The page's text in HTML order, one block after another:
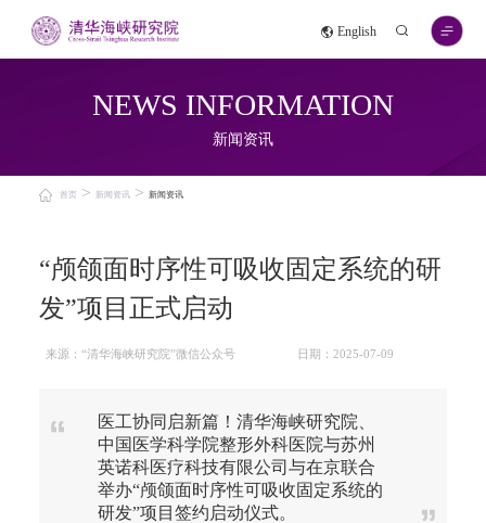
English
NEWS INFORMATION
新闻资讯
首页 > 新闻资讯> 新闻资讯
“颅颌面时序性可吸收固定系统的研
发”项目正式启动
来源：“清华海峡研究院”微信公众号 日期：2025-07-09
医工协同启新篇！清华海峡研究院、
中国医学科学院整形外科医院与苏州
英诺科医疗科技有限公司与在京联合
举办“颅颌面时序性可吸收固定系统的
研发”项目签约启动仪式。